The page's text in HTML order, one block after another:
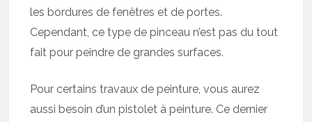
les bordures de fenêtres et de portes.
Cependant, ce type de pinceau n’est pas du tout
fait pour peindre de grandes surfaces.
Pour certains travaux de peinture, vous aurez
aussi besoin d’un pistolet à peinture. Ce dernier